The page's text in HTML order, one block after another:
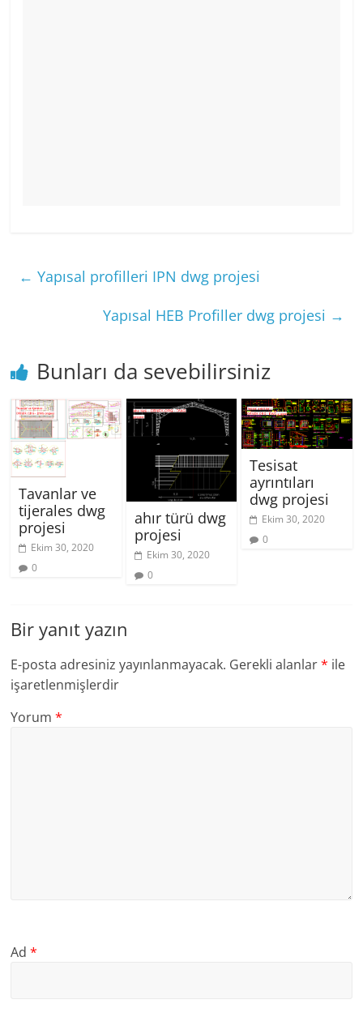
← Yapısal profilleri IPN dwg projesi
Yapısal HEB Profiller dwg projesi →
Bunları da sevebilirsiniz
Tavanlar ve
tijerales dwg
projesi
Ekim 30, 2020
0
ahır türü dwg
projesi
Ekim 30, 2020
0
Tesisat
ayrıntıları
dwg projesi
Ekim 30, 2020
0
Bir yanıt yazın
E-posta adresiniz yayınlanmayacak. Gerekli alanlar* ile
işaretlenmişlerdir
Yorum*
Ad*